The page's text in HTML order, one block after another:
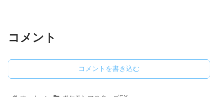
コメント
コメントを書き込む